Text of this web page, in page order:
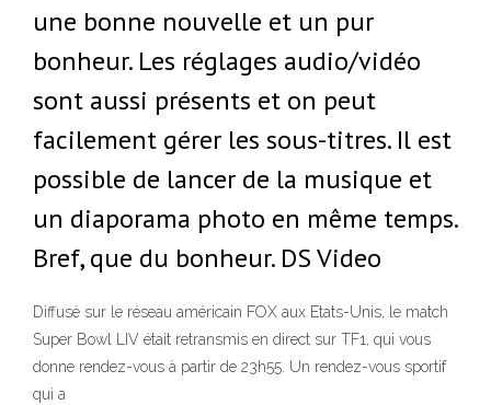
une bonne nouvelle et un pur
bonheur. Les réglages audio/vidéo
sont aussi présents et on peut
facilement gérer les sous-titres. Il est
possible de lancer de la musique et
un diaporama photo en même temps.
Bref, que du bonheur. DS Video
Diffusé sur le réseau américain FOX aux Etats-Unis, le match
Super Bowl LIV était retransmis en direct sur TF1, qui vous
donne rendez-vous à partir de 23h55. Un rendez-vous sportif
qui a